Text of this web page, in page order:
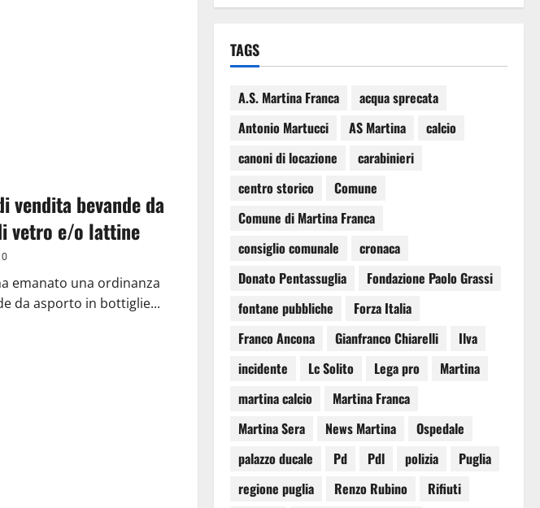
vendita bevande da
vetro e/o lattine
0
emanato una ordinanza
da asporto in bottiglie...
TAGS
A.S. Martina Franca
acqua sprecata
Antonio Martucci
AS Martina
calcio
canoni di locazione
carabinieri
centro storico
Comune
Comune di Martina Franca
consiglio comunale
cronaca
Donato Pentassuglia
Fondazione Paolo Grassi
fontane pubbliche
Forza Italia
Franco Ancona
Gianfranco Chiarelli
Ilva
incidente
Lc Solito Lega pro
Martina
martina calcio
Martina Franca
Martina Sera
News Martina
Ospedale
palazzo ducale
Pd Pdl polizia
Puglia
regione puglia
Renzo Rubino
Rifiuti